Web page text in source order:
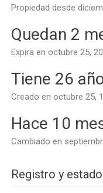
Propiedad desde
Quedan 2
Expira en octubre 25,
Tiene 26
Creado en octubre 25,
Hace 10
Cambiado en
Registro y estado